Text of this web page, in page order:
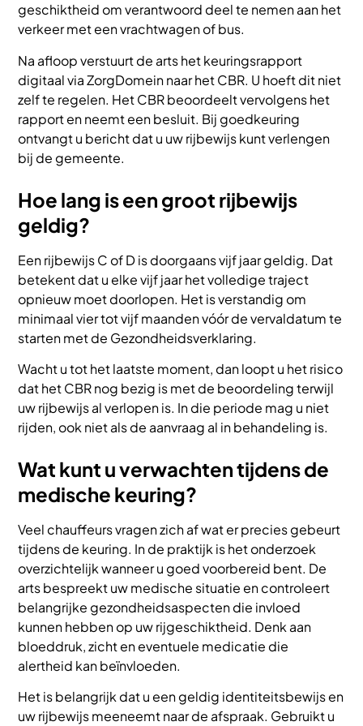
geschiktheid om verantwoord deel te nemen aan het
verkeer met een vrachtwagen of bus.
Na afloop verstuurt de arts het keuringsrapport
digitaal via ZorgDomein naar het CBR. U hoeft dit niet
zelf te regelen. Het CBR beoordeelt vervolgens het
rapport en neemt een besluit. Bij goedkeuring
ontvangt u bericht dat u uw rijbewijs kunt verlengen
bij de gemeente.
Hoe lang is een groot rijbewijs
geldig?
Een rijbewijs C of D is doorgaans vijf jaar geldig. Dat
betekent dat u elke vijf jaar het volledige traject
opnieuw moet doorlopen. Het is verstandig om
minimaal vier tot vijf maanden vóór de vervaldatum te
starten met de Gezondheidsverklaring.
Wacht u tot het laatste moment, dan loopt u het risico
dat het CBR nog bezig is met de beoordeling terwijl
uw rijbewijs al verlopen is. In die periode mag u niet
rijden, ook niet als de aanvraag al in behandeling is.
Wat kunt u verwachten tijdens de
medische keuring?
Veel chauffeurs vragen zich af wat er precies gebeurt
tijdens de keuring. In de praktijk is het onderzoek
overzichtelijk wanneer u goed voorbereid bent. De
arts bespreekt uw medische situatie en controleert
belangrijke gezondheidsaspecten die invloed
kunnen hebben op uw rijgeschiktheid. Denk aan
bloeddruk, zicht en eventuele medicatie die
alertheid kan beïnvloeden.
Het is belangrijk dat u een geldig identiteitsbewijs en
uw rijbewijs meeneemt naar de afspraak. Gebruikt u